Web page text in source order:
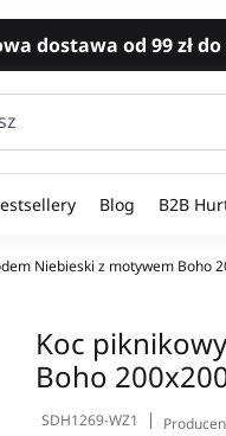
dostawa od 99 zł
Blog B2B
Niebieski z motywem Boho
Koc
Boho
SDH1269-WZ1